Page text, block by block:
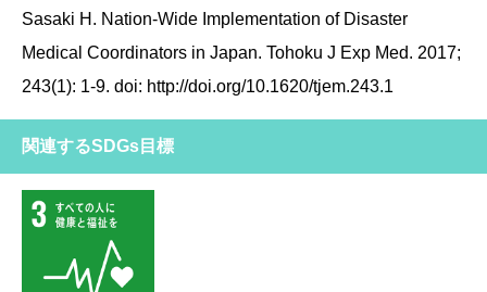
Sasaki H. Nation-Wide Implementation of Disaster
Medical Coordinators in Japan. Tohoku J Exp Med. 2017;
243(1): 1-9. doi: http://doi.org/10.1620/tjem.243.1
関連するSDGs目標